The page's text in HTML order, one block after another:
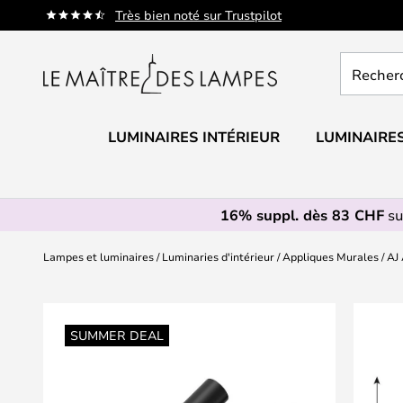
Très bien noté sur Trustpilot
Allez
au
un
LUMINAIRES INTÉRIEUR
16% suppl. dès 83 CHF
Lampes et luminaires Luminaries d'intérieur Appliques Murales
SUMMER DEAL